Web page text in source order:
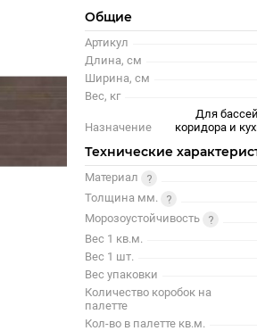
Общие
Артикул
Длина, см
Ширина, см
Вес, кг
Назначение
Для
коридора и
Технические
Материал
Толщина мм.
Морозоустойчивость
Вес 1 кв.м.
Вес 1 шт.
Вес упаковки
Количество коробок на
палетте
Кол-во в палетте кв.м.